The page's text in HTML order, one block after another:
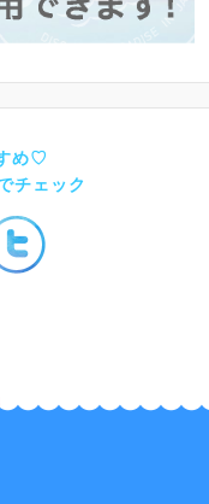
め♡
チェック